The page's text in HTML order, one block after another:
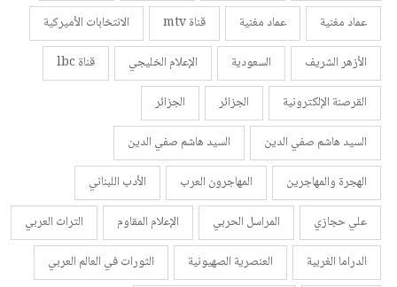
عماد مغنية
عماد مغنية قناة mtv
الانتخابات الأميركية
الأزهر الشريف
السعودية الإعلام الخليجي
قناة lbc
القرصنة الإلكترونية
الجزائر
الجزائر
السيد هاشم صفي الدين
السيد هاشم صفي الدين
الهجرة والمهاجرين
المهاجرون العرب
الأدب اللبناني
علي حجازي
المراسل الحربي الإعلام المقاوم
التراث العربي
الدراما الغربية
العنصرية الصهيونية
الثورات في العالم العربي